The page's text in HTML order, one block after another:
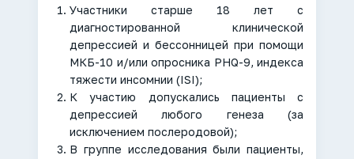
Участники старше 18 лет с
диагностированной клинической
депрессией и бессонницей при помощи
МКБ-10 и/или опросника PHQ-9, индекса
тяжести инсомнии (ISI);
К участию допускались пациенты с
депрессией любого генеза (за
исключением послеродовой);
В группе исследования были пациенты,